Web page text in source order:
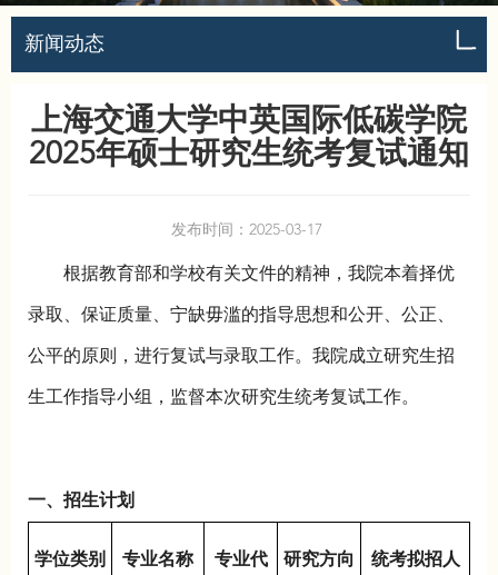
新闻动态
上海交通大学中英国际低碳学院
2025年硕士研究生统考复试通知
发布时间：2025-03-17
根据教育部和学校有关文件的精神，我院本着择优
录取、保证质量、宁缺毋滥的指导思想和公开、公正、
公平的原则，进行复试与录取工作。我院成立研究生招
生工作指导小组，监督本次研究生统考复试工作。
一、招生计划
学位类别 专业名称 专业代 研究方向 统考拟招人